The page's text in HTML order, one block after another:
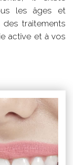
les âges et
traitements
active et à vos